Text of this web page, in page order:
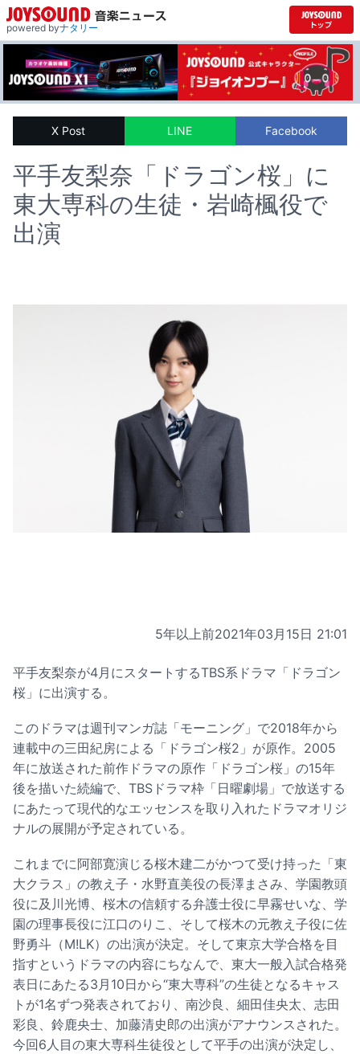
powered byナタリー
X Post LINE Facebook
平手友梨奈「ドラゴン桜」に
東大専科の生徒・岩崎楓役で
出演
5年以上前2021年03月15日 21:01
平手友梨奈が4月にスタートするTBS系ドラマ「ドラゴン
桜」に出演する。
このドラマは週刊マンガ誌「モーニング」で2018年から
連載中の三田紀房による「ドラゴン桜2」が原作。2005
年に放送された前作ドラマの原作「ドラゴン桜」の15年
後を描いた続編で、TBSドラマ枠「日曜劇場」で放送する
にあたって現代的なエッセンスを取り入れたドラマオリジ
ナルの展開が予定されている。
これまでに阿部寛演じる桜木建二がかつて受け持った「東
大クラス」の教え子・水野直美役の長澤まさみ、学園教頭
役に及川光博、桜木の信頼する弁護士役に早霧せいな、学
園の理事長役に江口のりこ、そして桜木の元教え子役に佐
野勇斗（M!LK）の出演が決定。そして東京大学合格を目
指すというドラマの内容にちなんで、東大一般入試合格発
表日にあたる3月10日から“東大専科”の生徒となるキャス
トが1名ずつ発表されており、南沙良、細田佳央太、志田
彩良、鈴鹿央士、加藤清史郎の出演がアナウンスされた。
今回6人目の東大専科生徒役として平手の出演が決定し、